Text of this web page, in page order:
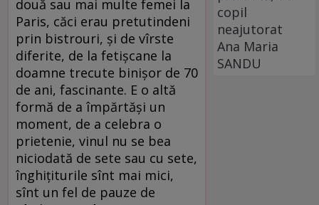
două sau mai multe femei la
Paris, căci erau pretutindeni
prin bistrouri, și de vîrste
diferite, de la fetișcane la
doamne trecute binișor de 70
de ani, fascinante. E o altă
formă de a împărtăși un
moment, de a celebra o
prietenie, vinul nu se bea
niciodată de sete sau cu sete,
înghițiturile sînt mai mici,
sînt un fel de pauze de
copil
neajutorat
Ana Maria
SANDU